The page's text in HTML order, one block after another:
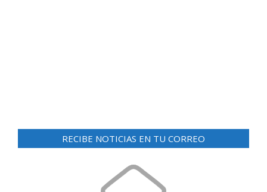
RECIBE NOTICIAS EN TU CORREO